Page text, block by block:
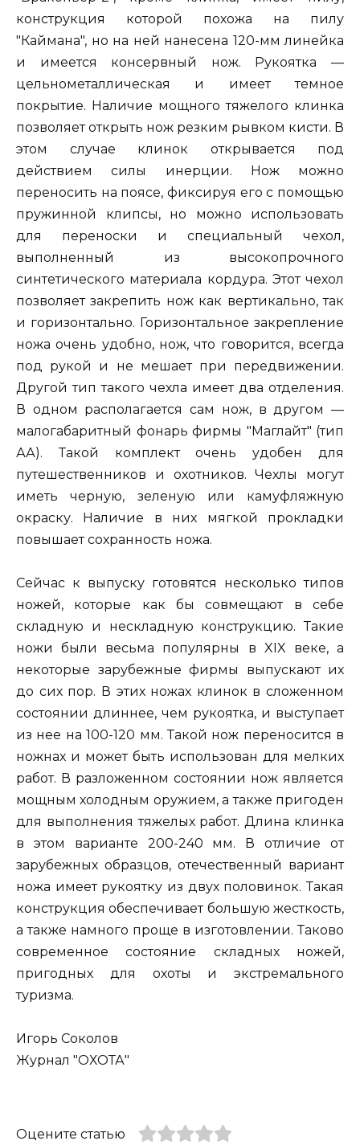
конструкция которой похожа на пилу
"Каймана", но на ней нанесена 120-мм линейка
и имеется консервный нож. Рукоятка —
цельнометаллическая и имеет темное
покрытие. Наличие мощного тяжелого клинка
позволяет открыть нож резким рывком кисти. В
этом случае клинок открывается под
действием силы инерции. Нож можно
переносить на поясе, фиксируя его с помощью
пружинной клипсы, но можно использовать
для переноски и специальный чехол,
выполненный из высокопрочного
синтетического материала кордура. Этот чехол
позволяет закрепить нож как вертикально, так
и горизонтально. Горизонтальное закрепление
ножа очень удобно, нож, что говорится, всегда
под рукой и не мешает при передвижении.
Другой тип такого чехла имеет два отделения.
В одном располагается сам нож, в другом —
малогабаритный фонарь фирмы "Маглайт" (тип
АА). Такой комплект очень удобен для
путешественников и охотников. Чехлы могут
иметь черную, зеленую или камуфляжную
окраску. Наличие в них мягкой прокладки
повышает сохранность ножа.
Сейчас к выпуску готовятся несколько типов
ножей, которые как бы совмещают в себе
складную и нескладную конструкцию. Такие
ножи были весьма популярны в XIX веке, а
некоторые зарубежные фирмы выпускают их
до сих пор. В этих ножах клинок в сложенном
состоянии длиннее, чем рукоятка, и выступает
из нее на 100-120 мм. Такой нож переносится в
ножнах и может быть использован для мелких
работ. В разложенном состоянии нож является
мощным холодным оружием, а также пригоден
для выполнения тяжелых работ. Длина клинка
в этом варианте 200-240 мм. В отличие от
зарубежных образцов, отечественный вариант
ножа имеет рукоятку из двух половинок. Такая
конструкция обеспечивает большую жесткость,
а также намного проще в изготовлении. Таково
современное состояние складных ножей,
пригодных для охоты и экстремального
туризма.
Игорь Соколов
Журнал "ОХОТА"
Оцените статью